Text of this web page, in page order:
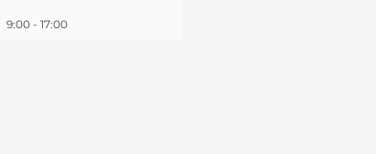
9:00 - 17:00